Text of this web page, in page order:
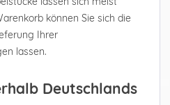
können Sie sich die
Ihrer
lassen.
Deutschlands